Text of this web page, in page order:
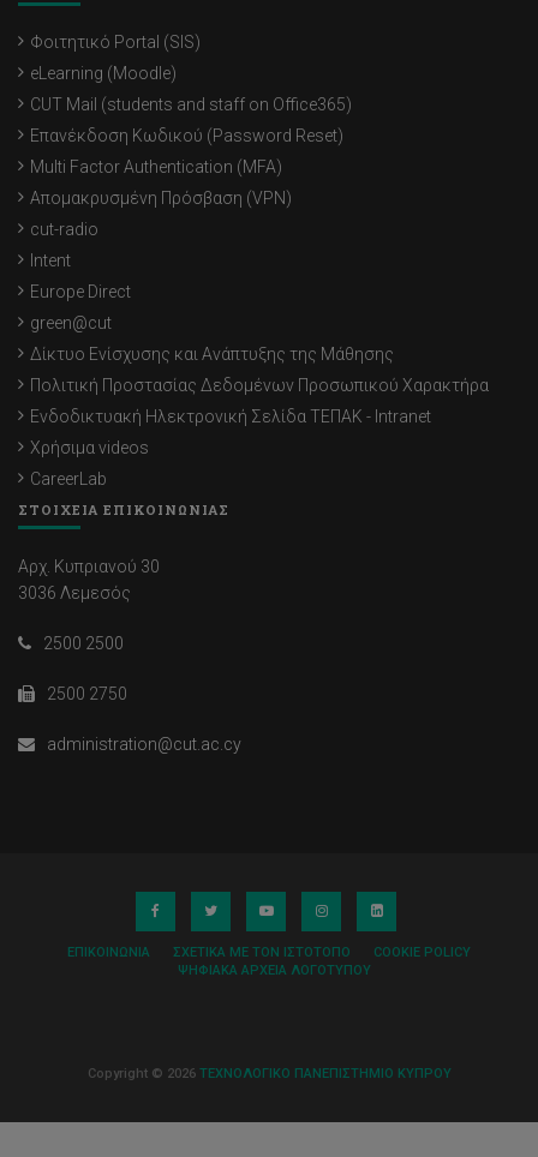
Φοιτητικό Portal (SIS)
eLearning (Moodle)
CUT Mail (students and staff on Office365)
Επανέκδοση Κωδικού (Password Reset)
Multi Factor Authentication (MFA)
Απομακρυσμένη Πρόσβαση (VPN)
cut-radio
Intent
Europe Direct
green@cut
Δίκτυο Ενίσχυσης και Ανάπτυξης της Μάθησης
Πολιτική Προστασίας Δεδομένων Προσωπικού Χαρακτήρα
Ενδοδικτυακή Ηλεκτρονική Σελίδα ΤΕΠΑΚ - Intranet
Χρήσιμα videos
CareerLab
ΣΤΟΙΧΕΙΑ ΕΠΙΚΟΙΝΩΝΙΑΣ
Αρχ. Κυπριανού 30
3036 Λεμεσός
2500 2500
2500 2750
administration@cut.ac.cy
ΕΠΙΚΟΙΝΩΝΊΑ ΣΧΕΤΙΚΆ ΜΕ ΤΟΝ ΙΣΤΌΤΟΠΟ
COOKIE POLICY
ΨΗΦΙΑΚΆ ΑΡΧΕΊΑ ΛΟΓΌΤΥΠΟΥ
Copyright © 2026 ΤΕΧΝΟΛΟΓΙΚΟ ΠΑΝΕΠΙΣΤΗΜΙΟ ΚΥΠΡΟΥ